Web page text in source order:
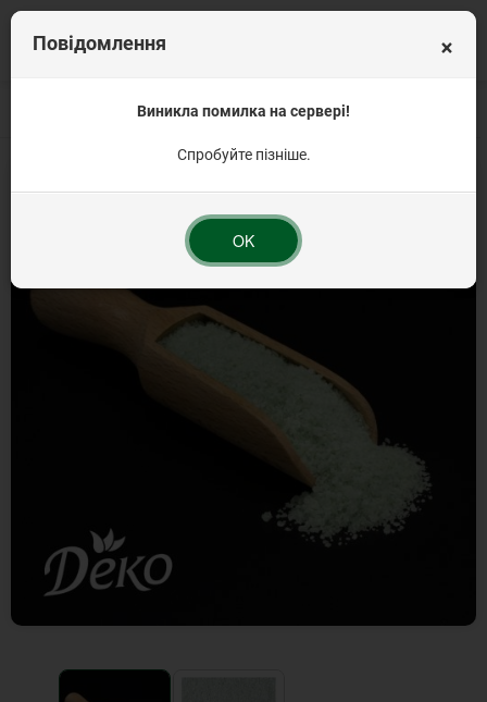
Вагова продукція Кондитерські інгредієнти від 1 кг
×
Повідомлення
Виникла помилка на сервері!
Спробуйте пізніше.
OK